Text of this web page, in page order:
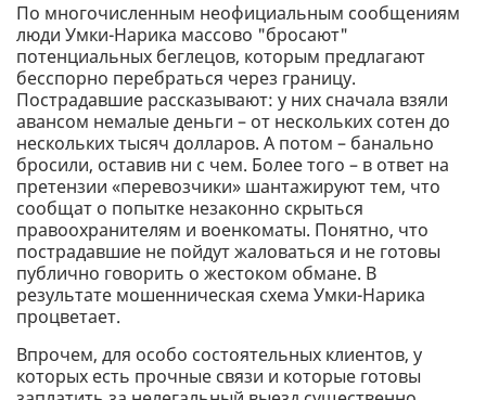
По многочисленным неофициальным сообщениям
люди Умки-Нарика массово "бросают"
потенциальных беглецов, которым предлагают
бесспорно перебраться через границу.
Пострадавшие рассказывают: у них сначала взяли
авансом немалые деньги – от нескольких сотен до
нескольких тысяч долларов. А потом – банально
бросили, оставив ни с чем. Более того – в ответ на
претензии «перевозчики» шантажируют тем, что
сообщат о попытке незаконно скрыться
правоохранителям и военкоматы. Понятно, что
пострадавшие не пойдут жаловаться и не готовы
публично говорить о жестоком обмане. В
результате мошенническая схема Умки-Нарика
процветает.
Впрочем, для особо состоятельных клиентов, у
которых есть прочные связи и которые готовы